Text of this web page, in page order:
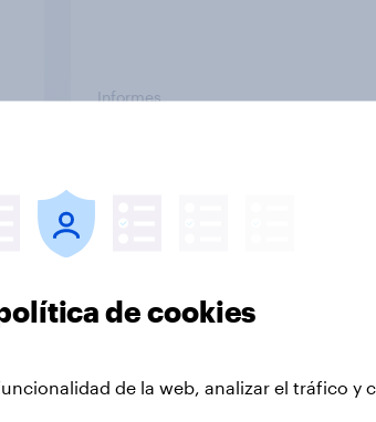
Informes
YouGov
en investigación de
decisiones estratégicas.
de cookies
de la web, analizar el tráfico y